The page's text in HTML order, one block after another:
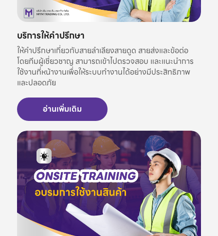
บริการให้คำปรึกษา
ให้คำปรึกษาเกี่ยวกับสายลำเลียงสายดูด สายส่งและข้อต่อ
โดยทีมผู้เชี่ยวชาญ สามารถเข้าไปตรวจสอบ และแนะนำการ
ใช้งานที่หน้างานเพื่อให้ระบบทำงานได้อย่างมีประสิทธิภาพ
และปลอดภัย
อ่านเพิ่มเติม